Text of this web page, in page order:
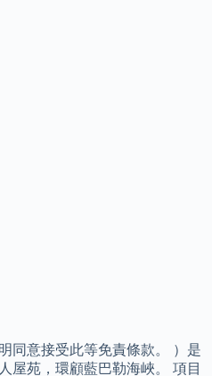
同意接受此等免責條款。 ）是
屋苑，環顧藍巴勒海峽。 項目